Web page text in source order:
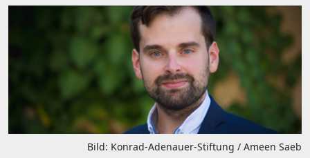
Bild: Konrad-Adenauer-Stiftung / Ameen Saeb